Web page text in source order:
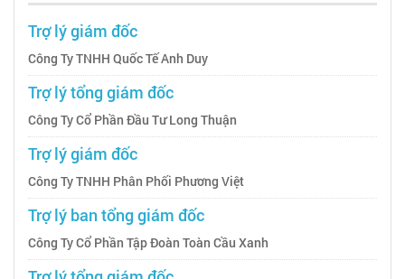
Trợ lý giám đốc
Công Ty TNHH Quốc Tế Anh Duy
Trợ lý tổng giám đốc
Công Ty Cổ Phần Đầu Tư Long Thuận
Trợ lý giám đốc
Công Ty TNHH Phân Phối Phương Việt
Trợ lý ban tổng giám đốc
Công Ty Cổ Phần Tập Đoàn Toàn Cầu Xanh